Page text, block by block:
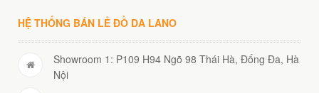
HỆ THỐNG BÁN LẺ ĐỒ DA LANO
Showroom 1: P109 H94 Ngõ 98 Thái Hà, Đống Đa, Hà
Nội